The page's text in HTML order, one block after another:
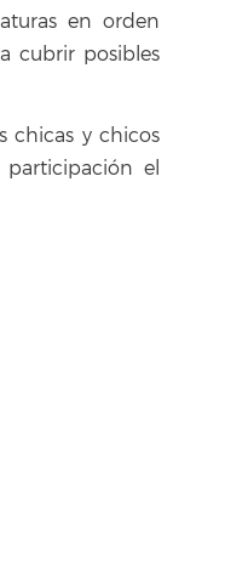
en orden
cubrir posibles
chicas y chicos
participación el